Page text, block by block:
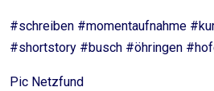
#schreiben #momentaufnahme
#shortstory #busch #öhringen
Pic Netzfund